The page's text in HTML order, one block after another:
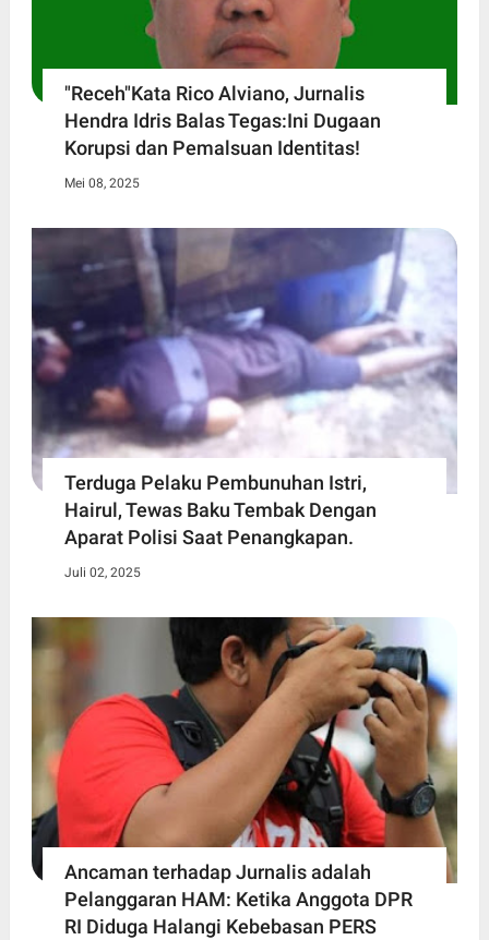
"Receh"Kata Rico Alviano, Jurnalis
Hendra Idris Balas Tegas:Ini Dugaan
Korupsi dan Pemalsuan Identitas!
Mei 08, 2025
Terduga Pelaku Pembunuhan Istri,
Hairul, Tewas Baku Tembak Dengan
Aparat Polisi Saat Penangkapan.
Juli 02, 2025
Ancaman terhadap Jurnalis adalah
Pelanggaran HAM: Ketika Anggota DPR
RI Diduga Halangi Kebebasan PERS